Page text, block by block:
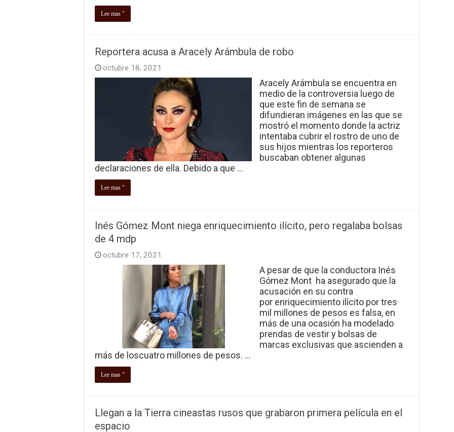
Lee mas "
Reportera acusa a Aracely Arámbula de robo
octubre 18, 2021
Aracely Arámbula se encuentra en
medio de la controversia luego de
que este fin de semana se
difundieran imágenes en las que se
mostró el momento donde la actriz
intentaba cubrir el rostro de uno de
sus hijos mientras los reporteros
buscaban obtener algunas
declaraciones de ella. Debido a que …
Lee mas "
Inés Gómez Mont niega enriquecimiento ilícito, pero regalaba bolsas
de 4 mdp
octubre 17, 2021
A pesar de que la conductora Inés
Gómez Mont ha asegurado que la
acusación en su contra
por enriquecimiento ilícito por tres
mil millones de pesos es falsa, en
más de una ocasión ha modelado
prendas de vestir y bolsas de
marcas exclusivas que ascienden a
más de loscuatro millones de pesos. …
Lee mas "
Llegan a la Tierra cineastas rusos que grabaron primera película en el
espacio